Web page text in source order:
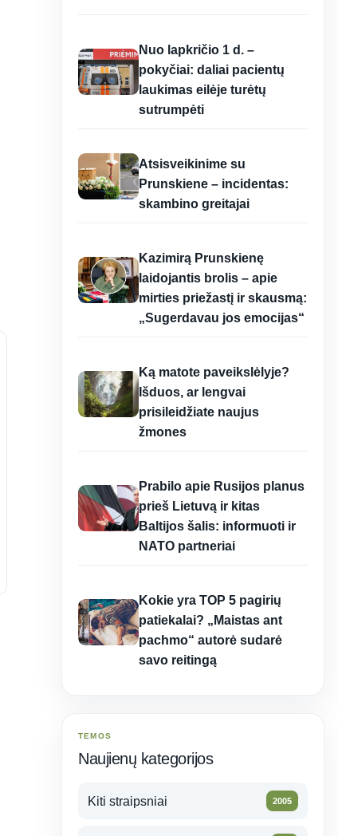
Nuo lapkričio 1 d. –
pokyčiai: daliai pacientų
laukimas eilėje turėtų
sutrumpėti
Atsisveikinime su
Prunskiene – incidentas:
skambino greitajai
Kazimirą Prunskienę
laidojantis brolis – apie
mirties priežastį ir skausmą:
„Sugerdavau jos emocijas“
Ką matote paveikslėlyje?
Išduos, ar lengvai
prisileidžiate naujus
žmones
Prabilo apie Rusijos planus
prieš Lietuvą ir kitas
Baltijos šalis: informuoti ir
NATO partneriai
Kokie yra TOP 5 pagirių
patiekalai? „Maistas ant
pachmo“ autorė sudarė
savo reitingą
TEMOS
Naujienų kategorijos
Kiti straipsniai 2005